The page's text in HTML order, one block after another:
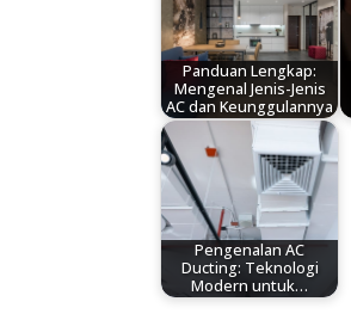
Panduan Lengkap:
Mengenal Jenis-Jenis
AC dan Keunggulannya
Pengenalan AC
Ducting: Teknologi
Modern untuk…